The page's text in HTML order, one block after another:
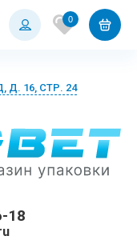
0
16, СТР. 24
18